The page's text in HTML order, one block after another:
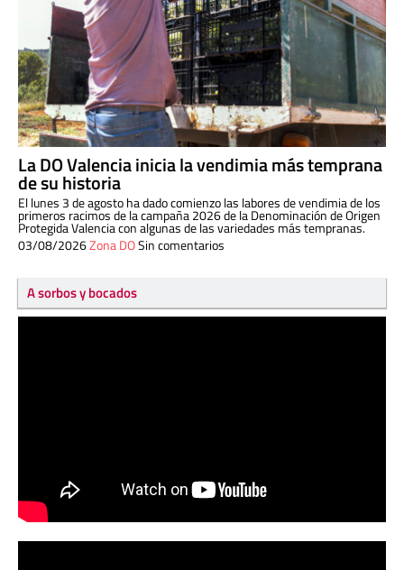
La DO Valencia inicia la vendimia más temprana
de su historia
El lunes 3 de agosto ha dado comienzo las labores de vendimia de los
primeros racimos de la campaña 2026 de la Denominación de Origen
Protegida Valencia con algunas de las variedades más tempranas.
03/08/2026Zona DOSin comentarios
A sorbos y bocados